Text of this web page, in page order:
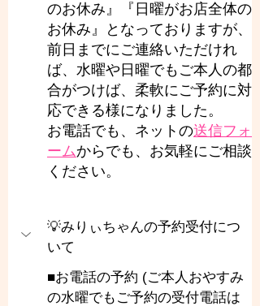
のお休み』『日曜がお店全体の
お休み』となっておりますが、
前日までにご連絡いただけれ
ば、水曜や日曜でもご本人の都
合がつけば、柔軟にご予約に対
応できる様になりました。
お電話でも、ネットの送信フォ
ームからでも、お気軽にご相談
ください。
💡みりぃちゃんの予約受付につ
いて
■お電話の予約 (ご本人おやすみ
の水曜でもご予約の受付電話は